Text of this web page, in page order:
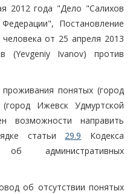
2012 года "Дело "Салихов
Постановление
от 25 апреля 2013
(Yevgeniy Ivanov) против
понятых (город
Ижевск Удмуртской
возможности направить
статьи 29.9 Кодекса
административных
об отсутствии понятых